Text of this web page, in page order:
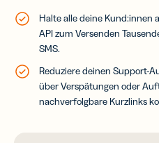
Halte alle deine
API zum Versenden
SMS.
Reduziere deinen Support-
über Verspätungen oder
nachverfolgbare Kurzlinks